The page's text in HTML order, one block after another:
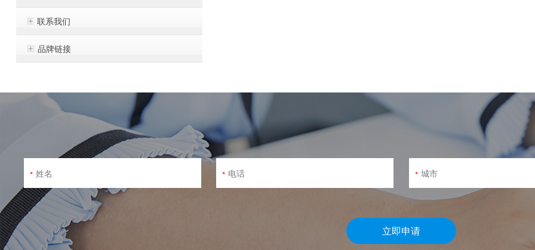
联系我们
品牌链接
* * *
立即申请